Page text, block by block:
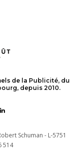
de la Publicité, du
depuis 2010.
Schuman - L-5751
514